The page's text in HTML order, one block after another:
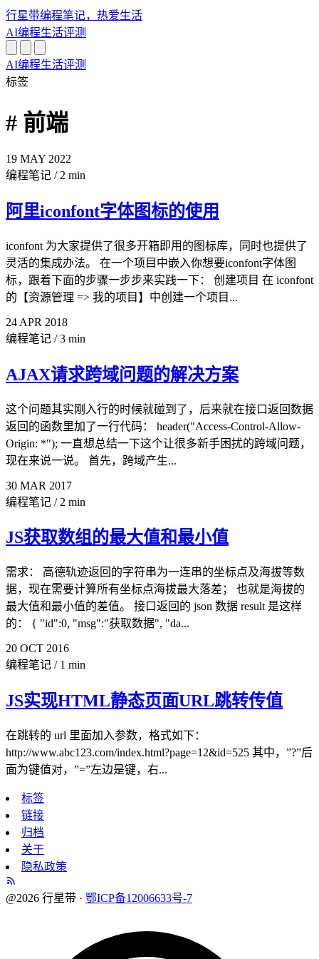
行星带编程笔记，热爱生活
AI编程生活评测
AI编程生活评测
标签
# 前端
19 MAY 2022
编程笔记 / 2 min
阿里iconfont字体图标的使用
iconfont 为大家提供了很多开箱即用的图标库，同时也提供了
灵活的集成办法。 在一个项目中嵌入你想要iconfont字体图
标，跟着下面的步骤一步步来实践一下： 创建项目 在 iconfont
的【资源管理 => 我的项目】中创建一个项目...
24 APR 2018
编程笔记 / 3 min
AJAX请求跨域问题的解决方案
这个问题其实刚入行的时候就碰到了，后来就在接口返回数据
返回的函数里加了一行代码： header("Access-Control-Allow-
Origin: *"); 一直想总结一下这个让很多新手困扰的跨域问题，
现在来说一说。 首先，跨域产生...
30 MAR 2017
编程笔记 / 2 min
JS获取数组的最大值和最小值
需求： 高德轨迹返回的字符串为一连串的坐标点及海拔等数
据，现在需要计算所有坐标点海拔最大落差； 也就是海拔的
最大值和最小值的差值。 接口返回的 json 数据 result 是这样
的： { "id":0, "msg":"获取数据", "da...
20 OCT 2016
编程笔记 / 1 min
JS实现HTML静态页面URL跳转传值
在跳转的 url 里面加入参数，格式如下：
http://www.abc123.com/index.html?page=12&id=525 其中，”?”后
面为键值对，”=”左边是键，右...
标签
链接
归档
关于
隐私政策
@2026 行星带 · 鄂ICP备12006633号-7